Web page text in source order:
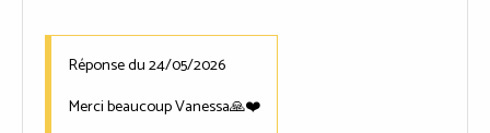
Réponse du 24/05/2026
Merci beaucoup Vanessa🙏❤️